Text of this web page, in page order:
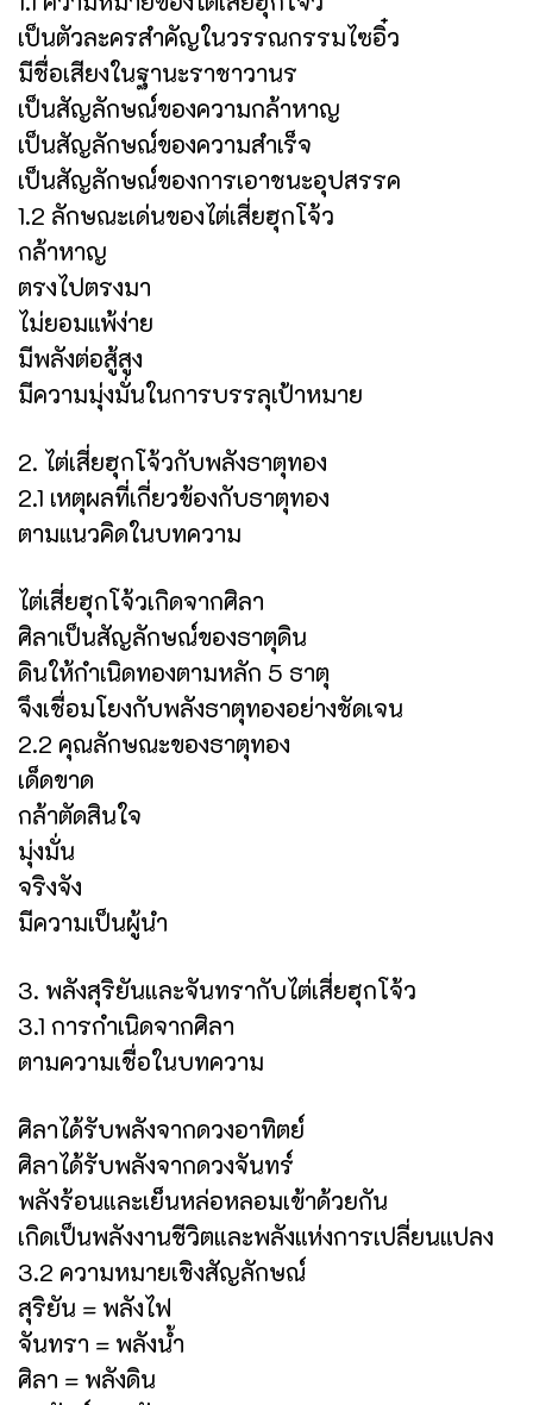
เป็นตัวละครสำคัญในวรรณกรรมไซอิ๋ว
มีชื่อเสียงในฐานะราชาวานร
เป็นสัญลักษณ์ของความกล้าหาญ
เป็นสัญลักษณ์ของความสำเร็จ
เป็นสัญลักษณ์ของการเอาชนะอุปสรรค
1.2 ลักษณะเด่นของไต่เสี่ยฮุกโจ้ว
กล้าหาญ
ตรงไปตรงมา
ไม่ยอมแพ้ง่าย
มีพลังต่อสู้สูง
มีความมุ่งมั่นในการบรรลุเป้าหมาย
2. ไต่เสี่ยฮุกโจ้วกับพลังธาตุทอง
2.1 เหตุผลที่เกี่ยวข้องกับธาตุทอง
ตามแนวคิดในบทความ
ไต่เสี่ยฮุกโจ้วเกิดจากศิลา
ศิลาเป็นสัญลักษณ์ของธาตุดิน
ดินให้กำเนิดทองตามหลัก 5 ธาตุ
จึงเชื่อมโยงกับพลังธาตุทองอย่างชัดเจน
2.2 คุณลักษณะของธาตุทอง
เด็ดขาด
กล้าตัดสินใจ
มุ่งมั่น
จริงจัง
มีความเป็นผู้นำ
3. พลังสุริยันและจันทรากับไต่เสี่ยฮุกโจ้ว
3.1 การกำเนิดจากศิลา
ตามความเชื่อในบทความ
ศิลาได้รับพลังจากดวงอาทิตย์
ศิลาได้รับพลังจากดวงจันทร์
พลังร้อนและเย็นหล่อหลอมเข้าด้วยกัน
เกิดเป็นพลังงานชีวิตและพลังแห่งการเปลี่ยนแปลง
3.2 ความหมายเชิงสัญลักษณ์
สุริยัน = พลังไฟ
จันทรา = พลังน้ำ
ศิลา = พลังดิน